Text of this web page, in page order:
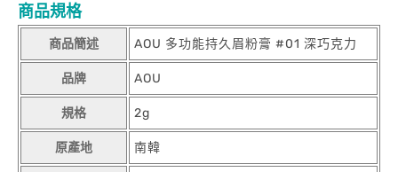
商品規格
商品簡述 AOU 多功能持久眉粉膏 #01 深巧克力
品牌 AOU
規格 2g
原產地 南韓